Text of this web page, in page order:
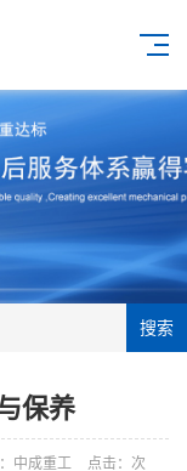
搜索
保养
中成重工 点击： 次